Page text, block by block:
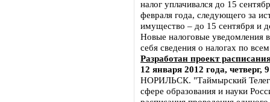
налог уплачивался до 15
февраля года, следующего за
имущество – до 15 сентября и
Новые налоговые уведомления
себя сведения о налогах по
Разработан проект
12 января 2012 года, четверг,
НОРИЛЬСК. "Таймырский
сфере образования и науки